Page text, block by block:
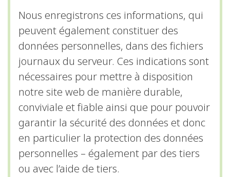
Nous enregistrons ces informations, qui
peuvent également constituer des
données personnelles, dans des fichiers
journaux du serveur. Ces indications sont
nécessaires pour mettre à disposition
notre site web de manière durable,
conviviale et fiable ainsi que pour pouvoir
garantir la sécurité des données et donc
en particulier la protection des données
personnelles – également par des tiers
ou avec l’aide de tiers.